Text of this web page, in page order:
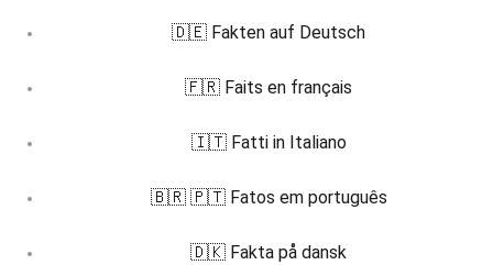
🇩🇪 Fakten auf Deutsch
🇫🇷 Faits en français
🇮🇹 Fatti in Italiano
🇧🇷 🇵🇹 Fatos em português
🇩🇰 Fakta på dansk